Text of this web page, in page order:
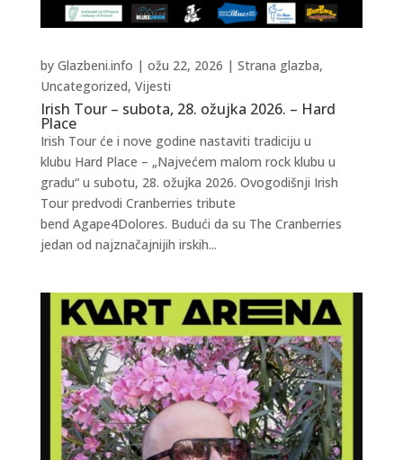
Irish Tour – subota, 28. ožujka 2026. – Hard
Place
by Glazbeni.info | ožu 22, 2026 | Strana glazba,
Uncategorized, Vijesti
Irish Tour će i nove godine nastaviti tradiciju u
klubu Hard Place – „Najvećem malom rock klubu u
gradu“ u subotu, 28. ožujka 2026. Ovogodišnji Irish
Tour predvodi Cranberries tribute
bend Agape4Dolores. Budući da su The Cranberries
jedan od najznačajnijih irskih...